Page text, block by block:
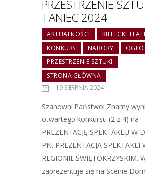
PRZESTRZENIE
TANIEC 2024
AKTUALNOŚCI
KIELECKI
KONKURS
NABORY
PRZESTRZENIE SZTUKI
STRONA GŁÓWNA
19 SIERPNIA 2024
Szanowni Państwo! Znamy
otwartego konkursu (2 z 4) na
PREZENTACJĘ SPEKTAKLU W
PN. PREZENTACJA SPEKTAKLI
REGIONIE ŚWIĘTOKRZYSKIM.
zaprezentuje się na Scenie